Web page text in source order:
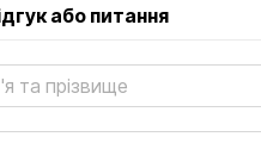
або питання